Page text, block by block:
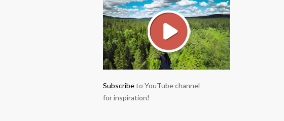
Subscribeto YouTube channel
for inspiration!